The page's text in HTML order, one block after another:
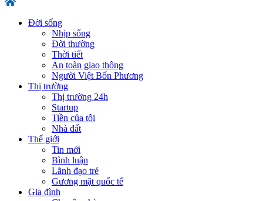
Đời sống
Nhịp sống
Đời thường
Thời tiết
An toàn giao thông
Người Việt Bốn Phương
Thị trường
Thị trường 24h
Startup
Tiền của tôi
Nhà đất
Thế giới
Tin mới
Bình luận
Lãnh đạo trẻ
Gương mặt quốc tế
Gia đình